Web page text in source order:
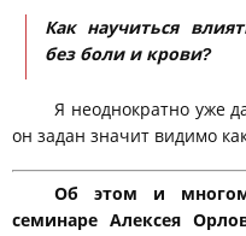
Как научиться
без боли и крови?
Я неоднократно уже
он задан значит видимо
Об этом и
семинаре Алексея